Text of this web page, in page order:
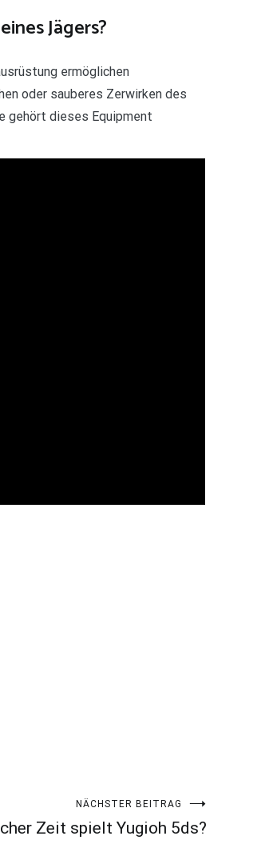
Jägers?
ermöglichen
oder sauberes Zerwirken des
gehört dieses Equipment
NÄCHSTER BEITRAG
Zeit spielt Yugioh 5ds?